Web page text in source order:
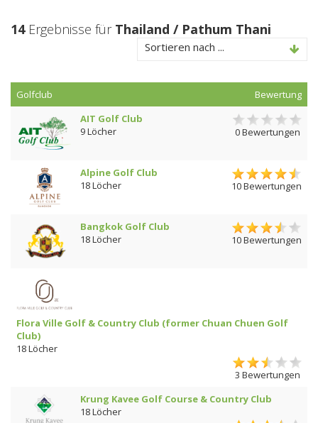
14Ergebnisse für Thailand / Pathum Thani
Sortieren nach ...
Golfclub
Bewertung
AIT Golf Club
9 Löcher
0 Bewertungen
Alpine Golf Club
18 Löcher
10 Bewertungen
Bangkok Golf Club
18 Löcher
10 Bewertungen
Flora Ville Golf & Country Club (former Chuan Chuen Golf
Club)
18 Löcher
3 Bewertungen
Krung Kavee Golf Course & Country Club
18 Löcher